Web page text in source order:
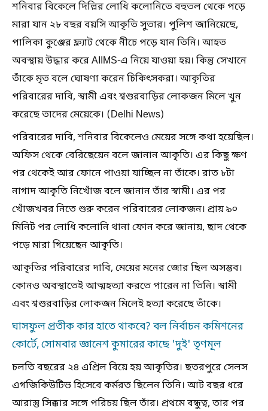
শনিবার বিকেলে দিল্লির লোধি কলোনিতে বহুতল থেকে পড়ে
মারা যান ২৮ বছর বয়সি আকৃতি সুতার। পুলিশ জানিয়েছে,
পালিকা কুঞ্জের ফ্ল্যাট থেকে নীচে পড়ে যান তিনি। আহত
অবস্থায় উদ্ধার করে AIIMS-এ নিয়ে যাওয়া হয়। কিন্তু সেখানে
তাঁকে মৃত বলে ঘোষণা করেন চিকিৎসকরা। আকৃতির
পরিবারের দাবি, স্বামী এবং শ্বশুরবাড়ির লোকজন মিলে খুন
করেছে তাদের মেয়েকে। (Delhi News)
পরিবারের দাবি, শনিবার বিকেলেও মেয়ের সঙ্গে কথা হয়েছিল।
অফিস থেকে বেরিছেয়েন বলে জানান আকৃতি। এর কিছু ক্ষণ
পর থেকেই আর ফোনে পাওয়া যাচ্ছিল না তাঁকে। রাত ৮টা
নাগাদ আকৃতি নিখোঁজ বলে জানান তাঁর স্বামী। এর পর
খোঁজখবর নিতে শুরু করেন পরিবারের লোকজন। প্রায় ৯০
মিনিট পর লোধি কলোনি থানা ফোন করে জানায়, ছাদ থেকে
পড়ে মারা গিয়েছেন আকৃতি।
আকৃতির পরিবারের দাবি, মেয়ের মনের জোর ছিল অসম্ভব।
কোনও অবস্থাতেই আত্মহত্যা করতে পারেন না তিনি। স্বামী
এবং শ্বশুরবাড়ির লোকজন মিলেই হত্যা করেছে তাঁকে।
ঘাসফুল প্রতীক কার হাতে থাকবে? বল নির্বাচন কমিশনের
কোর্টে, সোমবার জ্ঞানেশ কুমারের কাছে 'দুই' তৃণমূল
চলতি বছরের ২৪ এপ্রিল বিয়ে হয় আকৃতির। ছতরপুরে সেলস
এগজিকিউটিভ হিসেবে কর্মরত ছিলেন তিনি। আট বছর ধরে
আরাস্তু সিক্কার সঙ্গে পরিচয় ছিল তাঁর। প্রথমে বন্ধুত্ব, তার পর